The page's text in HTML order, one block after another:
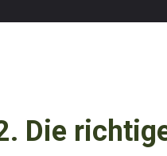
​​Die